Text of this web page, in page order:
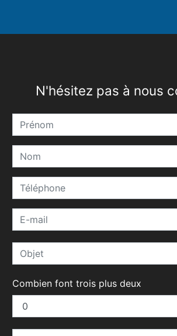
N'hésitez pas à nous
Combien font trois plus deux